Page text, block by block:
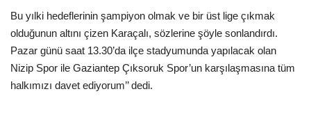
Bu yılki hedeflerinin şampiyon olmak ve bir üst lige çıkmak
olduğunun altını çizen Karaçalı, sözlerine şöyle sonlandırdı.
Pazar günü saat 13.30’da ilçe stadyumunda yapılacak olan
Nizip Spor ile Gaziantep Çıksoruk Spor’un karşılaşmasına tüm
halkımızı davet ediyorum’’ dedi.